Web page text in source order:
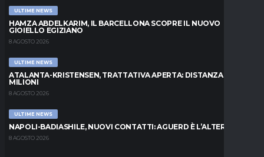
ULTIME NEWS
HAMZA ABDELKARIM, IL BARCELLONA SCOPRE IL NUOVO
GIOIELLO EGIZIANO
8 AGOSTO 2026
ULTIME NEWS
ATALANTA-KRISTENSEN, TRATTATIVA APERTA: DISTANZA DI 5
MILIONI
8 AGOSTO 2026
ULTIME NEWS
NAPOLI-BADIASHILE, NUOVI CONTATTI: AGUERD È L’ALTERNATIVA
8 AGOSTO 2026